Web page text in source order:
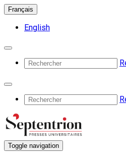
Français
English
Toggle navigation